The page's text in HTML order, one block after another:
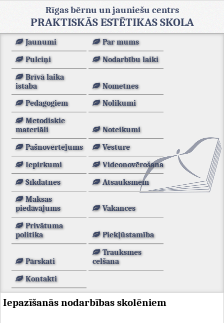
Rīgas bērnu un jauniešu centrs
PRAKTISKĀS ESTĒTIKAS SKOLA
Jaunumi
Par mums
Pulciņi
Nodarbību laiki
Brīvā laika
istaba
Nometnes
Pedagogiem
Nolikumi
Metodiskie
materiāli
Noteikumi
Pašnovērtējums
Vēsture
Iepirkumi
Videonovērošana
Sīkdatnes
Atsauksmēm
Maksas
piedāvājums
Vakances
Privātuma
politika
Piekļūstamība
Pārskati
Trauksmes
celšana
Kontakti
Iepazīšanās nodarbības skolēniem